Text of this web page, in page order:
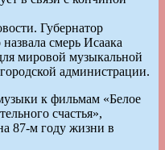
Губернатор
смерь Исаака
мировой музыкальной
администрации.
к фильмам «Белое
счастья»,
87-м году жизни в